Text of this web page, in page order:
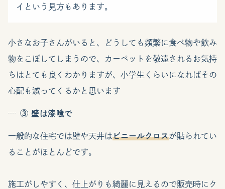
イという見方もあります。
小さなお子さんがいると、どうしても頻繁に食べ物や飲み
物をこぼしてしまうので、カーペットを敬遠されるお気持
ちはとても良くわかりますが、小学生くらいになればその
心配も減ってくるかと思います
③ 壁は漆喰で
一般的な住宅では壁や天井はビニールクロスが貼られてい
ることがほとんどです。
施工がしやすく、仕上がりも綺麗に見えるので販売時にク